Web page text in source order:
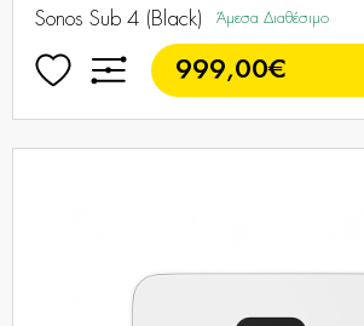
Sonos Sub 4 (Black) Άμεσα Διαθέσιμο
999,00€